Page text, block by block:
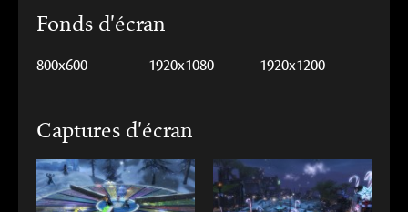
Fonds d'écran
800x600 1920x1080 1920x1200
Captures d'écran